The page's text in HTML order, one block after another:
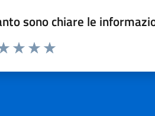
sono chiare le
da 1 a 5 stelle la pagina